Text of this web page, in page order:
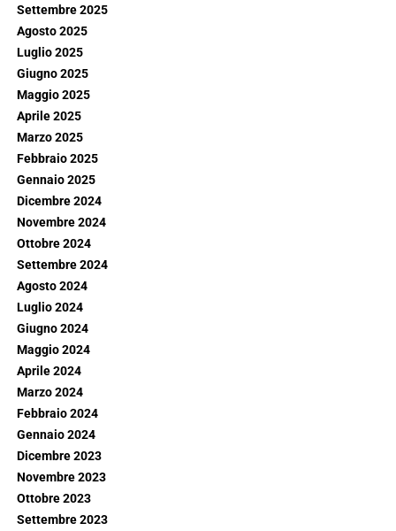
Settembre 2025
Agosto 2025
Luglio 2025
Giugno 2025
Maggio 2025
Aprile 2025
Marzo 2025
Febbraio 2025
Gennaio 2025
Dicembre 2024
Novembre 2024
Ottobre 2024
Settembre 2024
Agosto 2024
Luglio 2024
Giugno 2024
Maggio 2024
Aprile 2024
Marzo 2024
Febbraio 2024
Gennaio 2024
Dicembre 2023
Novembre 2023
Ottobre 2023
Settembre 2023